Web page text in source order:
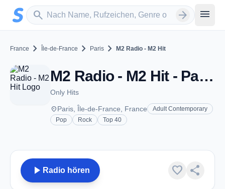
Zum Hauptinhalt springen
search
Sender suchen arrow_forward menu
France chevron_right Île-de-France chevron_right Paris chevron_right M2 Radio - M2 Hit
M2 Radio - M2 Hit - Paris
Only Hits
placeParis, Île-de-France, France
Adult Contemporary
Pop
Rock Top 40
play_arrow Radio hören favorite share